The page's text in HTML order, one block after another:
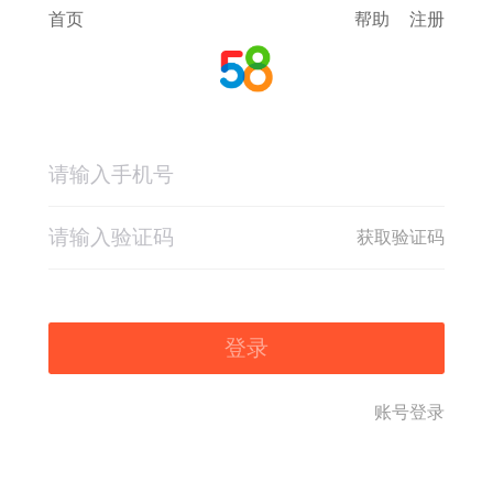
首页 帮助 注册
获取验证码
登录
账号登录